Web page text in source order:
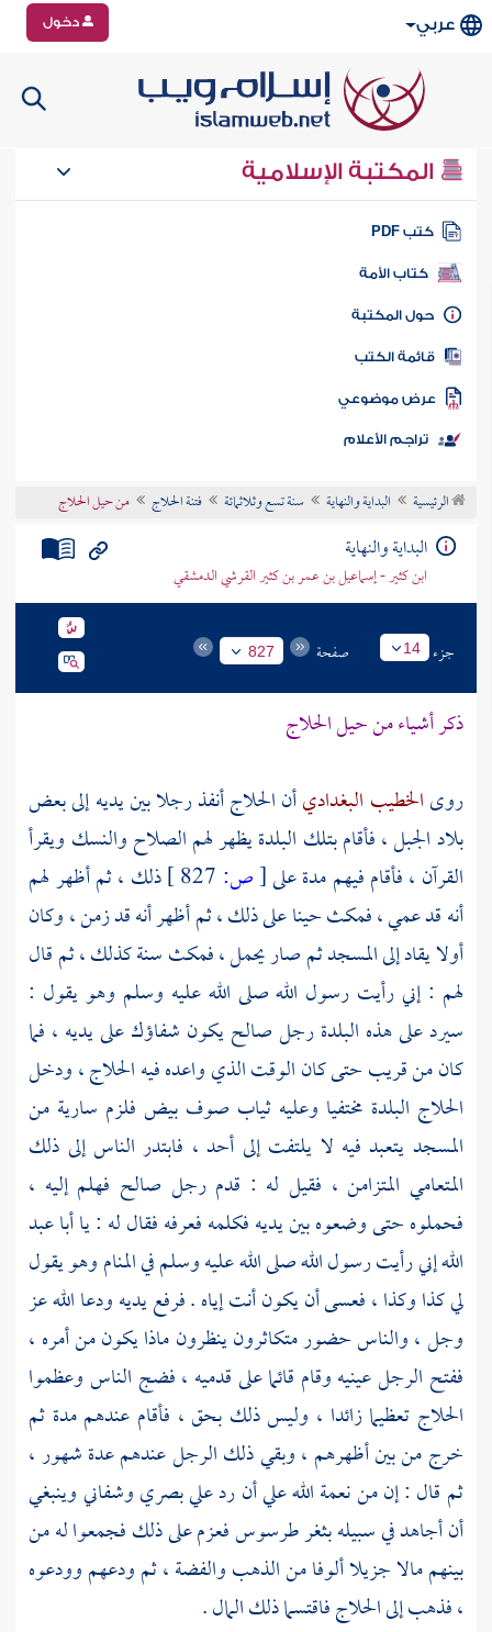
عربي دخول
المكتبة الإسلامية
كتب PDF
كتاب الأمة
المكتبة
الكتب
موضوعي
تراجم الأعلام
الرئيسية البداية والنهاية سنة تسع وثلاثمائة فتنة الحلاج من حيل الحلاج
البداية والنهاية
ابن كثير - إسماعيل بن عمر بن كثير القرشي الدمشقي
جزء 14 صفحة 827
ذكر أشياء من حيلالحلاج
روىالخطيب البغداديأنالحلاجأنفذ رجلا بين يديه إلى بعض
بلاد الجبل ، فأقام بتلك البلدة يظهر لهم الصلاح والنسك ويقرأ
القرآن ، فأقام فيهم مدة على[ص:
ذلك ، ثم أظهر لهم
أنه قد عمي ، فمكث حينا على ذلك ، ثم أظهر أنه قد زمن ، وكان
أولا يقاد إلى المسجد ثم صار يحمل ، فمكث سنة كذلك ، ثم قال
لهم : إني رأيت رسول الله صلى الله عليه وسلم وهو يقول :
سيرد على هذه البلدة رجل صالح يكون شفاؤك على يديه ، فما
كان من قريب حتى كان الوقت الذي واعده فيهالحلاج ،ودخل
الحلاج البلدة مختفيا وعليه ثياب صوف بيض فلزم سارية من
المسجد يتعبد فيه لا يلتفت إلى أحد ، فابتدر الناس إلى ذلك
المتعامي المتزامن ، فقيل له : قدم رجل صالح فهلم إليه ،
فحملوه حتى وضعوه بين يديه فكلمه فعرفه فقال له : ياأبا عبد
اللهإني رأيت رسول الله صلى الله عليه وسلم في المنام وهو يقول
لي كذا وكذا ، فعسى أن يكون أنت إياه . فرفع يديه ودعا الله عز
وجل ، والناس حضور متكاثرون ينظرون ماذا يكون من أمره ،
ففتح الرجل عينيه وقام قائما على قدميه ، فضج الناس وعظموا
الحلاج تعظيما زائدا ، وليس ذلك بحق ، فأقام عندهم مدة ثم
خرج من بين أظهرهم ، وبقي ذلك الرجل عندهم عدة شهور ،
ثم قال : إن من نعمة الله علي أن رد علي بصري وشفاني وينبغي
أن أجاهد في سبيله بثغرطرسوسفعزم على ذلك فجمعوا له من
بينهم مالا جزيلا ألوفا من الذهب والفضة ، ثم ودعهم وودعوه
، فذهب إلىالحلاجفاقتسما ذلك المال .